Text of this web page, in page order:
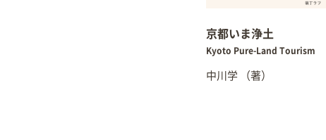
京都いま浄土
Kyoto Pure-Land Tourism
中川学 （著）